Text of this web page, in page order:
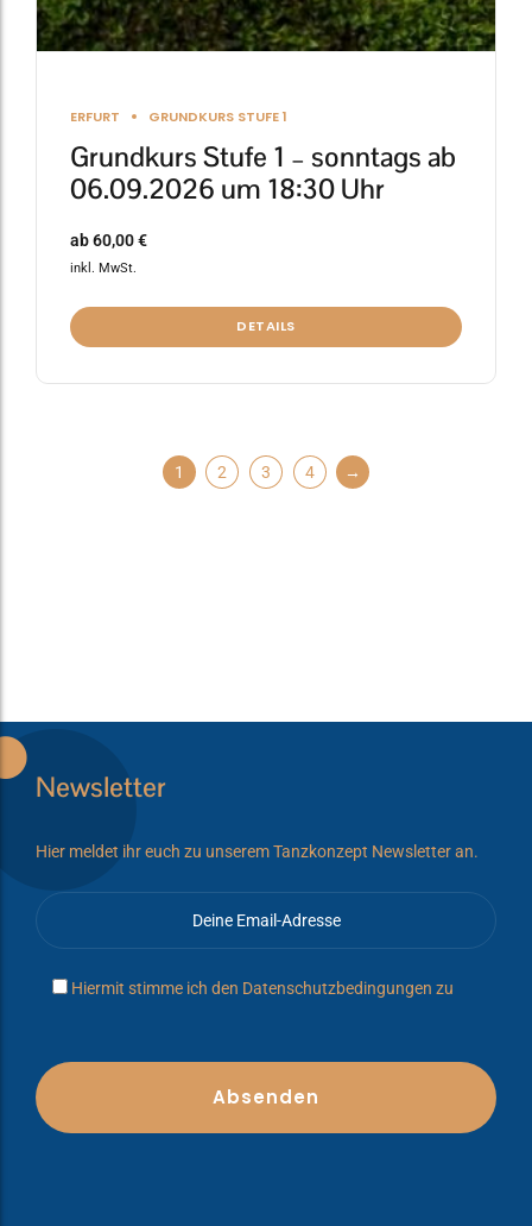
ERFURT GRUNDKURS STUFE 1
Grundkurs Stufe 1 – sonntags ab
06.09.2026 um 18:30 Uhr
ab60,00€
inkl. MwSt.
DETAILS
1 2 3 4 →
Newsletter
Hier meldet ihr euch zu unserem Tanzkonzept Newsletter an.
Hiermit stimme ich den Datenschutzbedingungen zu